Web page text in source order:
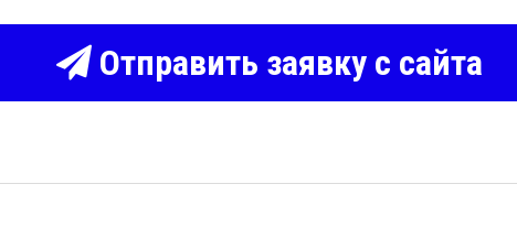
Отправить заявку с сайта